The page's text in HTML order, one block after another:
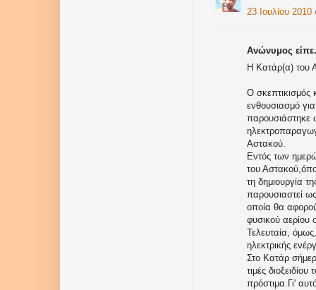
23 Ιουλίου 2010
Ανώνυμος
Η Κατάρ(α) του
Ο σκεπτικισμός
ενθουσιασμό
παρουσιάστηκε
Αστακού.
Εντός των
του
τη δημιουργία
παρουσιαστεί
οποία θα
φυσικού
Τελευταία,
ηλεκτρικής
Στο Κατάρ
τιμές
πρόστιμα.Γι'